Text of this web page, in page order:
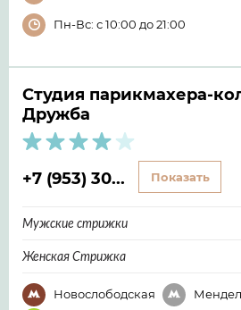
Пн-Вс: с 10:00 до 21:00
Студия парикмахера-
Дружба
+7 (953) 30... Показать
Мужские стрижки
Женская Стрижка
Новослободская